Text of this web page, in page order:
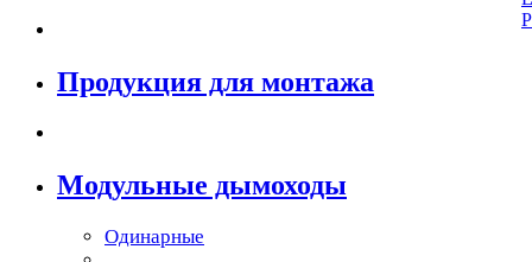
Продукция для монтажа
Модульные дымоходы
Одинарные